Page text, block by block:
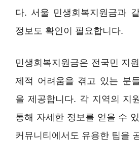
다. 서울 민생회복지원금과
정보도 확인이 필요합니다.
민생회복지원금은 전국민 지
제적 어려움을 겪고 있는 분
을 제공합니다. 각 지역의 지
통해 자세한 정보를 얻을 수
커뮤니티에서도 유용한 팁을